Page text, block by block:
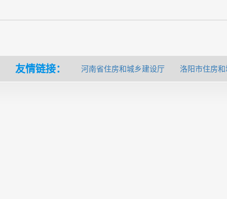
友情链接： 河南省住房和城乡建设厅 洛阳市住房